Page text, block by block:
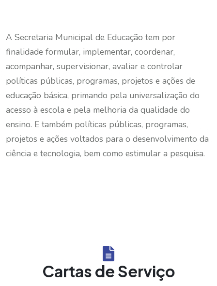
A Secretaria Municipal de Educação tem por
finalidade formular, implementar, coordenar,
acompanhar, supervisionar, avaliar e controlar
políticas públicas, programas, projetos e ações de
educação básica, primando pela universalização do
acesso à escola e pela melhoria da qualidade do
ensino. E também políticas públicas, programas,
projetos e ações voltados para o desenvolvimento da
ciência e tecnologia, bem como estimular a pesquisa.
Cartas de Serviço